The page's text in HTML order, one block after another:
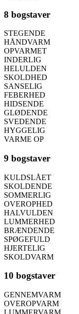
8 bogstaver
STEGENDE
HÅNDVARM
OPVARMET
INDERLIG
HELULDEN
SKOLDHED
SANSELIG
FEBERHED
HIDSENDE
GLØDENDE
SVEDENDE
HYGGELIG
VARME OP
9 bogstaver
KULDSLÅET
SKOLDENDE
SOMMERLIG
OVEROPHED
HALVULDEN
LUMMERHED
BRÆNDENDE
SPØGEFULD
HJERTELIG
SKOLDVARM
10 bogstaver
GENNEMVARM
OVEROPVARM
LUMMERVARM